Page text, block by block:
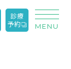
診療
予約
MENU